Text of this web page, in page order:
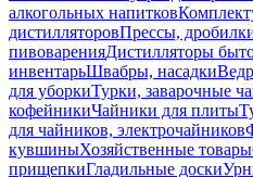
алкогольных напитков
дистилляторовПрессы,
пивоваренияДистилляторы
инвентарьШвабры, насадки
для уборкиТурки, заварочные
кофейникиЧайники для плиты
для чайников, электрочайников
кувшиныХозяйственные товары
прищепкиГладильные доски